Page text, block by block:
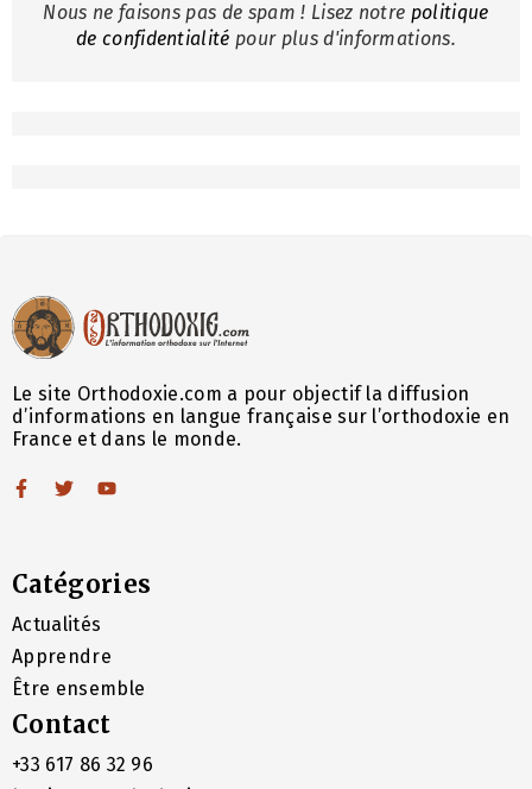
Nous ne faisons pas de spam ! Lisez notre politique
de confidentialité pour plus d'informations.
Le site Orthodoxie.com a pour objectif la diffusion
d’informations en langue française sur l’orthodoxie en
France et dans le monde.
Catégories
Actualités
Apprendre
Être ensemble
Contact
+33 617 86 32 96